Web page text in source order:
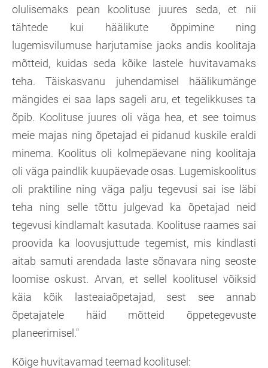
olulisemaks pean koolituse juures seda, et nii
tähtede kui häälikute õppimine ning
lugemisvilumuse harjutamise jaoks andis koolitaja
mõtteid, kuidas seda kõike lastele huvitavamaks
teha. Täiskasvanu juhendamisel häälikumänge
mängides ei saa laps sageli aru, et tegelikkuses ta
õpib. Koolituse juures oli väga hea, et see toimus
meie majas ning õpetajad ei pidanud kuskile eraldi
minema. Koolitus oli kolmepäevane ning koolitaja
oli väga paindlik kuupäevade osas. Lugemiskoolitus
oli praktiline ning väga palju tegevusi sai ise läbi
teha ning selle tõttu julgevad ka õpetajad neid
tegevusi kindlamalt kasutada. Koolituse raames sai
proovida ka loovusjuttude tegemist, mis kindlasti
aitab samuti arendada laste sõnavara ning seoste
loomise oskust. Arvan, et sellel koolitusel võiksid
käia kõik lasteaiaõpetajad, sest see annab
õpetajatele häid mõtteid õppetegevuste
planeerimisel."
Kõige huvitavamad teemad koolitusel: